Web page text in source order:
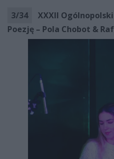
3/34
XXXII
Poezję – Pola Chobot &